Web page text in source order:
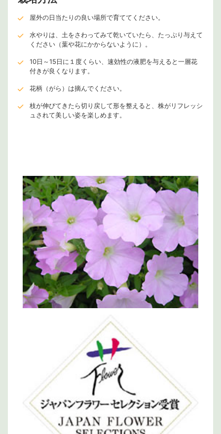
屋外の日当たりの良い場所で育ててください。
水やりは、土をさわってみて乾いていたら、たっぷり与えて
ください（葉や花にかからないように）。
10日～15日に１度くらい、速効性の液肥を与えると一層花
付きが良くなります。
花柄（がら）は摘んでください。
枝が伸びてきたら切り戻して形を整えると、株がリフレッシ
ュされて美しい姿を楽しめます。